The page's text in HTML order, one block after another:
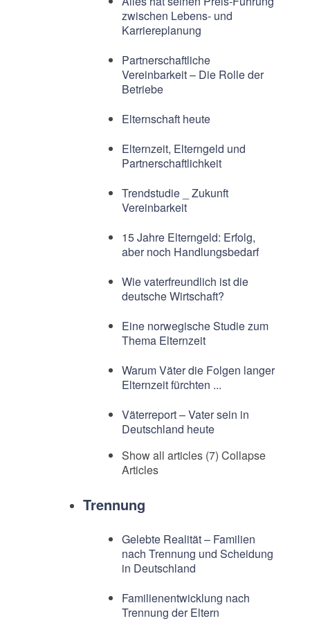
zwischen Lebens- und
Karriereplanung
Partnerschaftliche
Vereinbarkeit – Die Rolle der
Betriebe
Elternschaft heute
Elternzeit, Elterngeld und
Partnerschaftlichkeit
Trendstudie _ Zukunft
Vereinbarkeit
15 Jahre Elterngeld: Erfolg,
aber noch Handlungsbedarf
Wie vaterfreundlich ist die
deutsche Wirtschaft?
Eine norwegische Studie zum
Thema Elternzeit
Warum Väter die Folgen langer
Elternzeit fürchten ...
Väterreport – Vater sein in
Deutschland heute
Show all articles (7) Collapse
Articles
Trennung
Gelebte Realität – Familien
nach Trennung und Scheidung
in Deutschland
Familienentwicklung nach
Trennung der Eltern